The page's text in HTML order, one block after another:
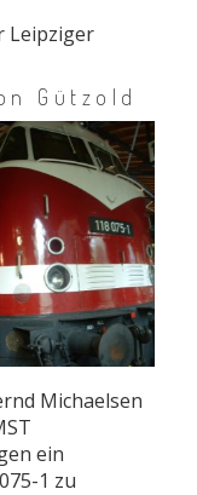
Leipziger
Gützold
Michaelsen
ein
1 zu